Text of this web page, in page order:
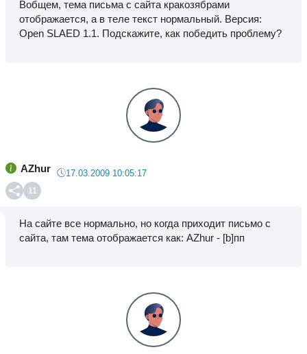
Вобщем, тема письма с сайта кракозябрами
отображается, а в теле текст нормальный. Версия:
Open SLAED 1.1. Подскажите, как победить проблему?
AZhur 17.03.2009 10:05:17
11
На сайте все нормально, но когда приходит письмо с
сайта, там тема отображается как: AZhur - [b]пп